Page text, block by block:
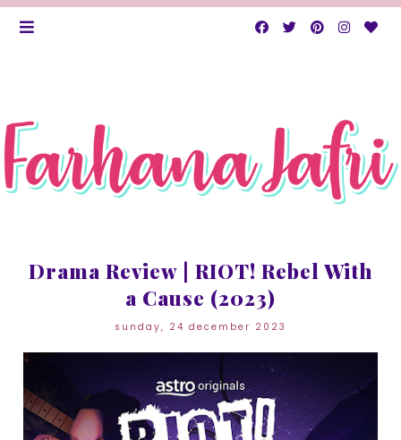
Drama Review | RIOT! Rebel With
a Cause (2023)
sunday, 24 december 2023